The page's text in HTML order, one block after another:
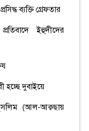
ব্যক্তি গ্রেফতার
ইহুদীদের
হচ্ছে দুবাইয়ে
(আল-আক্বছায়